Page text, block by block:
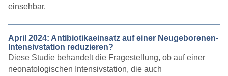
einsehbar.
April 2024: Antibiotikaeinsatz auf einer Neugeborenen-
Intensivstation reduzieren?
Diese Studie behandelt die Fragestellung, ob auf einer
neonatologischen Intensivstation, die auch